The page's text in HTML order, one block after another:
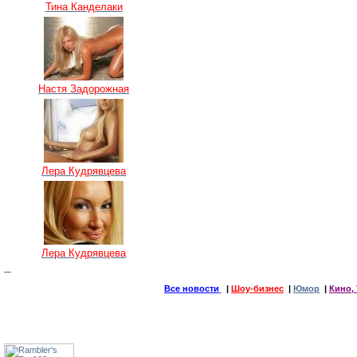
Тина Канделаки
Настя Задорожная
Лера Кудрявцева
Лера Кудрявцева
Все новости Шоу-бизнес Юмор Кино,